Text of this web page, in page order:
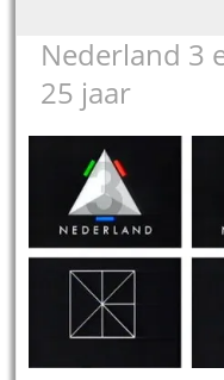
Nederland 3
25 jaar